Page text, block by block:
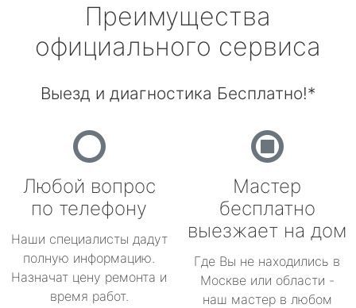
Преимущества
официального сервиса
Выезд и диагностика Бесплатно!*
Любой вопрос
по телефону
Наши специалисты дадут
полную информацию.
Назначат цену ремонта и
время работ.
Мастер
бесплатно
выезжает на дом
Где Вы не находились в
Москве или области -
наш мастер в любом